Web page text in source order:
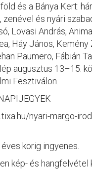
és a Bánya Kert:
zenével és nyári
Lovasi András,
Háy János, Kemény
Paumero, Fábián
augusztus 13–15.
Fesztiválon.
nyari-margo-
korig ingyenes.
kép- és hangfelvétel